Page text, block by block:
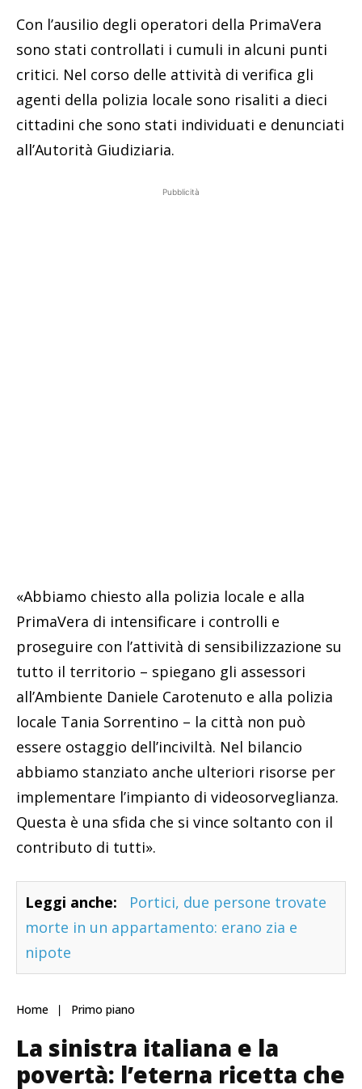
Con l’ausilio degli operatori della PrimaVera
sono stati controllati i cumuli in alcuni punti
critici. Nel corso delle attività di verifica gli
agenti della polizia locale sono risaliti a dieci
cittadini che sono stati individuati e denunciati
all’Autorità Giudiziaria.
Pubblicità
«Abbiamo chiesto alla polizia locale e alla
PrimaVera di intensificare i controlli e
proseguire con l’attività di sensibilizzazione su
tutto il territorio – spiegano gli assessori
all’Ambiente Daniele Carotenuto e alla polizia
locale Tania Sorrentino – la città non può
essere ostaggio dell’inciviltà. Nel bilancio
abbiamo stanziato anche ulteriori risorse per
implementare l’impianto di videosorveglianza.
Questa è una sfida che si vince soltanto con il
contributo di tutti».
Leggi anche:
Portici, due persone trovate
morte in un appartamento: erano zia e
nipote
Home Primo piano
La sinistra italiana e la
povertà: l’eterna ricetta che